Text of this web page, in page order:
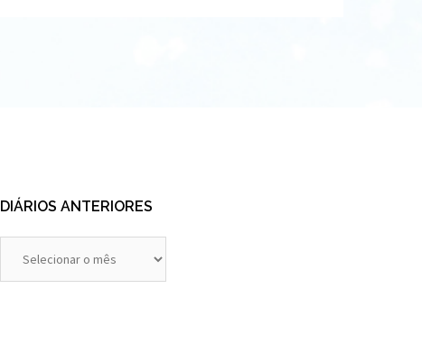
DIÁRIOS ANTERIORES
Anteriores